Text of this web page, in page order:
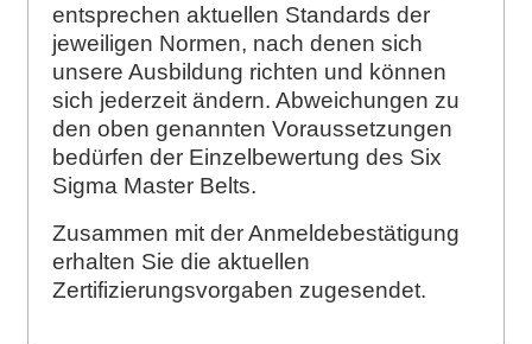
entsprechen aktuellen Standards der
jeweiligen Normen, nach denen sich
unsere Ausbildung richten und können
sich jederzeit ändern. Abweichungen zu
den oben genannten Voraussetzungen
bedürfen der Einzelbewertung des Six
Sigma Master Belts.
Zusammen mit der Anmeldebestätigung
erhalten Sie die aktuellen
Zertifizierungsvorgaben zugesendet.